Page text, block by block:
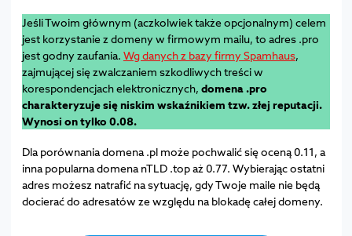
Jeśli Twoim głównym (aczkolwiek także opcjonalnym) celem
jest korzystanie z domeny w firmowym mailu, to adres .pro
jest godny zaufania. Wg danych z bazy firmy Spamhaus,
zajmującej się zwalczaniem szkodliwych treści w
korespondencjach elektronicznych, domena .pro
charakteryzuje się niskim wskaźnikiem tzw. złej reputacji.
Wynosi on tylko 0.08.
Dla porównania domena .pl może pochwalić się oceną 0.11, a
inna popularna domena nTLD .top aż 0.77. Wybierając ostatni
adres możesz natrafić na sytuację, gdy Twoje maile nie będą
docierać do adresatów ze względu na blokadę całej domeny.